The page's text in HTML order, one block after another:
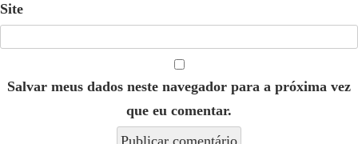
Site
Salvar meus dados neste navegador para a próxima vez
que eu comentar.